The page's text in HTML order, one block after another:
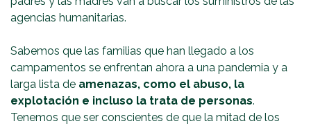
agencias humanitarias.
Sabemos que las familias que han llegado a los
campamentos se enfrentan ahora a una pandemia y a
larga lista de amenazas, como el abuso, la
explotación e incluso la trata de personas.
Tenemos que ser conscientes de que la mitad de los